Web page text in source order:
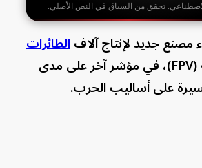
تحقق من السياق في النص الأصلي.
مصنع جديد لإنتاج آلافالطائرات
الانتحارية (FPV)، في مؤشر آخر على مدى
على أساليب الحرب.